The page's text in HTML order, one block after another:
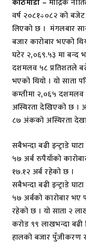
वर्ष २०८१÷०८२ को
लिएको छ । मंगलबार
बजार कारोबार भएको
घटेर २,०६९.५३ मा बन्द
दशमलव ५८ प्रतिशतले
भएको थियो । यो
कम्तीमा २,०६५
अस्थिरता देखिएको छ ।
८७ अंकको अस्थिरता
सबैभन्दा बढी इन्ट्राडे
५७ अर्ब रुपैयाँको
१७.१२ अर्ब रहेको छ ।
सबैभन्दा बढी इन्ट्राडे
५७ अर्बको कारोबार
रहेको छ । यो साता २
करोड ९९ लाखभन्दा बढी
हालको बजार पुँजीकरण